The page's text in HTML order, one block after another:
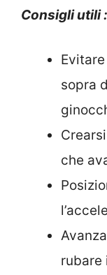
Consigli utili :
sopra
che
rubare